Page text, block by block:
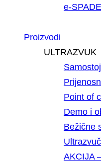
e-
Proizvodi
ULTRAZVUK
Point of
Demo i
Bežične
AKCIJA